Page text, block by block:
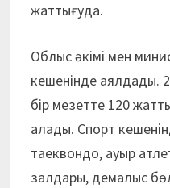
жаттығуда.
Облыс әкімі мен
кешенінде аялдады.
бір мезетте 120
алады. Спорт
таеквондо, ауыр
залдары, демалыс